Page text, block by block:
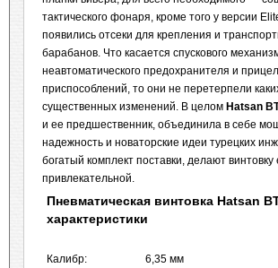
тактического фонаря, кроме того у версии
появились отсеки для крепления и
барабанов. Что касается спускового
неавтоматического предохранителя и
приспособлений, то они не перетерпели
существенных изменений. В целом Hatsan
и ее предшественник, объединила в себе
надежность и новаторские идеи турецких
богатый комплект поставки, делают
привлекательной.
Пневматическая винтовка Hatsan
характеристики
Калибр: 6,35 мм